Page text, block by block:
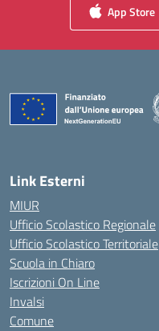
App Store
Link Esterni
MIUR
Ufficio Scolastico Regionale
Ufficio Scolastico Territoriale
Scuola in Chiaro
Iscrizioni On Line
Invalsi
Comune